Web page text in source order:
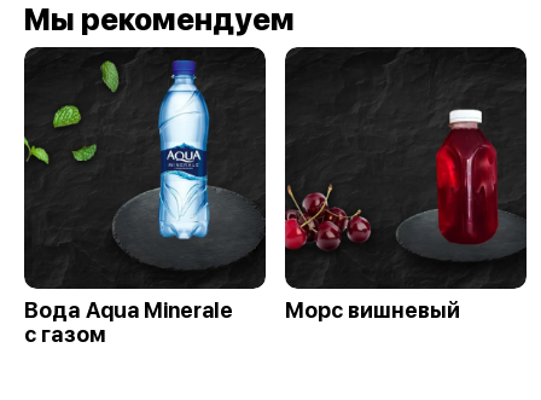
Мы рекомендуем
Вода Aqua Minerale
с газом
Морс вишневый